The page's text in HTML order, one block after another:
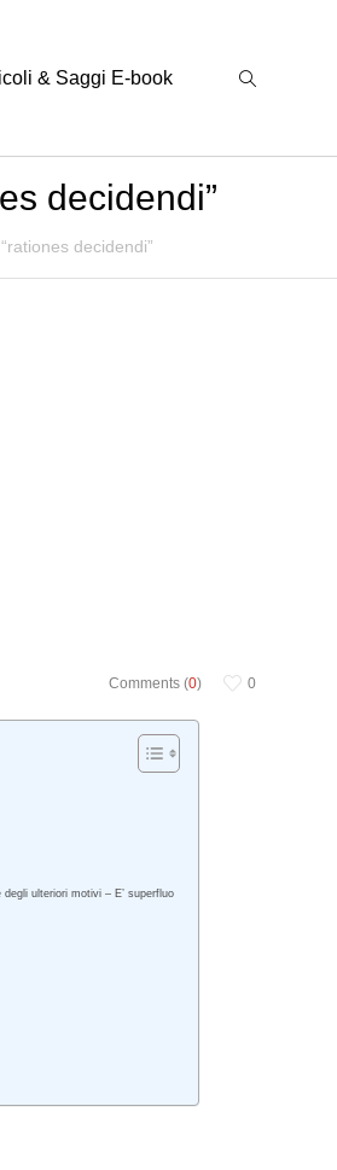
& Saggi E-book
decidendi”
decidendi”
Comments (0) 0
ulteriori motivi – E’ superfluo